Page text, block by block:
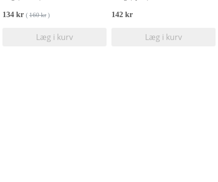
134 kr ( 160 kr)
Læg i kurv
142 kr
Læg i kurv